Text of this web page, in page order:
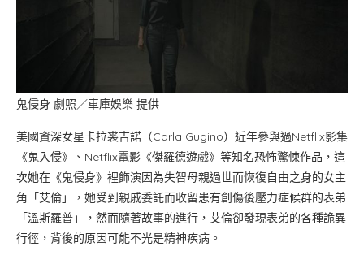
鬼侵身 劇照／車庫娛樂 提供
美國資深女星卡拉裘吉諾（Carla Gugino）近年參與過Netflix影集
《鬼入侵》、Netflix電影《傑羅德遊戲》等知名恐怖驚悚作品，這
次她在《鬼侵身》裡飾演因為失智母親過世而恢復自由之身的女主
角「艾倫」，她受到親戚委託而收留患有創傷後壓力症候群的表弟
「溫斯羅普」，然而隨著故事的進行，艾倫卻發現表弟的各種詭異
行徑，背後的原因可能不光是精神疾病。